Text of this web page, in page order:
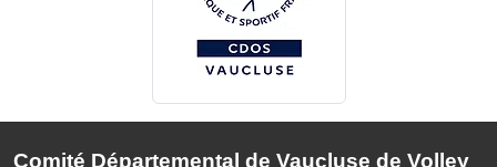
Comité Départemental de Vaucluse de Volley